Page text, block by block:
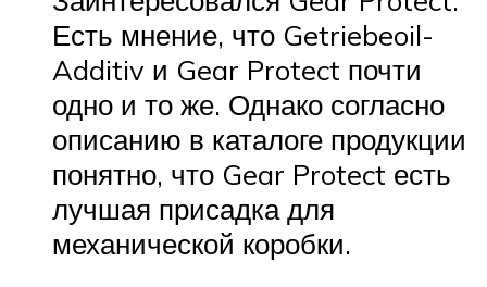
Есть мнение, что Getriebeoil-
Additiv и Gear Protect почти
одно и то же. Однако согласно
описанию в каталоге продукции
понятно, что Gear Protect есть
лучшая присадка для
механической коробки.